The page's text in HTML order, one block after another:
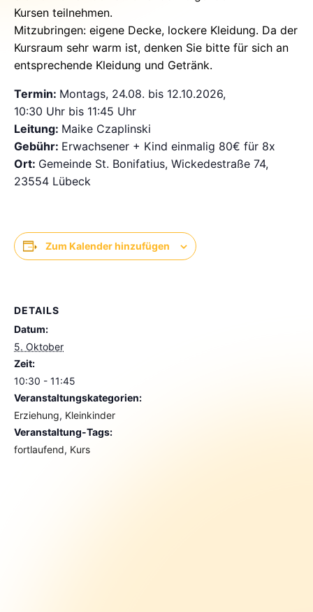
Kursen teilnehmen.
Mitzubringen: eigene Decke, lockere Kleidung. Da der
Kursraum sehr warm ist, denken Sie bitte für sich an
entsprechende Kleidung und Getränk.
Termin: Montags, 24.08. bis 12.10.2026,
10:30 Uhr bis 11:45 Uhr
Leitung: Maike Czaplinski
Gebühr: Erwachsener + Kind einmalig 80€ für 8x
Ort: Gemeinde St. Bonifatius, Wickedestraße 74,
23554 Lübeck
Zum Kalender hinzufügen
DETAILS
Datum:
5. Oktober
Zeit:
10:30 - 11:45
Veranstaltungskategorien:
Erziehung, Kleinkinder
Veranstaltung-Tags:
fortlaufend, Kurs